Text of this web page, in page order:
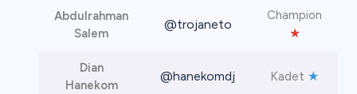
Abdulrahman
Salem
@trojaneto
Champion
★
Dian
Hanekom
@hanekomdj Kadet ★